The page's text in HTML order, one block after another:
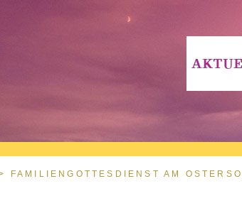
FAMILIENGOTTESDIENST AM